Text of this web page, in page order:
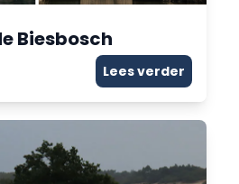
Biesbosch
Lees verder